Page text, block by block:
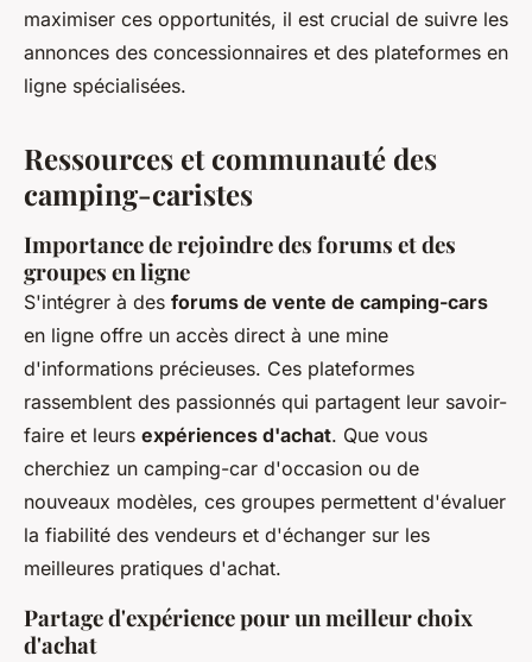
maximiser ces opportunités, il est crucial de suivre les
annonces des concessionnaires et des plateformes en
ligne spécialisées.
Ressources et communauté des
camping-caristes
Importance de rejoindre des forums et des
groupes en ligne
S'intégrer à des forums de vente de camping-cars
en ligne offre un accès direct à une mine
d'informations précieuses. Ces plateformes
rassemblent des passionnés qui partagent leur savoir-
faire et leurs expériences d'achat. Que vous
cherchiez un camping-car d'occasion ou de
nouveaux modèles, ces groupes permettent d'évaluer
la fiabilité des vendeurs et d'échanger sur les
meilleures pratiques d'achat.
Partage d'expérience pour un meilleur choix
d'achat